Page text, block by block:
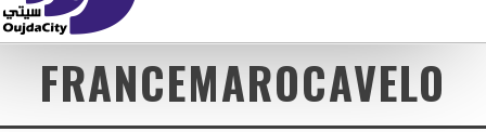
FRANCEMAROCAVELO